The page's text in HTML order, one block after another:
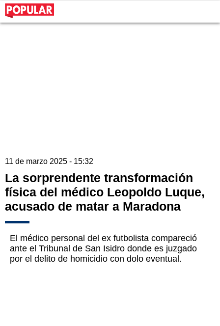
11 de marzo 2025 - 15:32
La sorprendente transformación
física del médico Leopoldo Luque,
acusado de matar a Maradona
El médico personal del ex futbolista compareció
ante el Tribunal de San Isidro donde es juzgado
por el delito de homicidio con dolo eventual.